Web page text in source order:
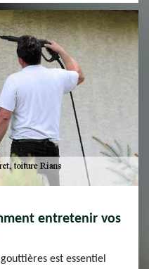
entretenir vos
est essentiel